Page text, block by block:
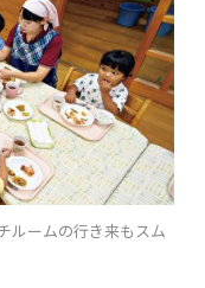
ルームの行き来もスム